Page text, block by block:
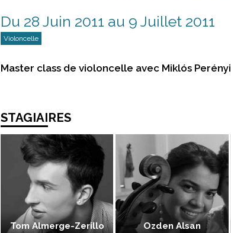
Du 28 Juin 2011 au 9 Juillet 2011
Violoncelle
Master class de violoncelle avec Miklós Perényi
STAGIAIRES
Tom Almerge-Zerillo Ozden Alsan